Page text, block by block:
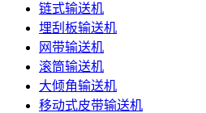
链式输送机
埋刮板输送机
网带输送机
滚筒输送机
大倾角输送机
移动式皮带输送机